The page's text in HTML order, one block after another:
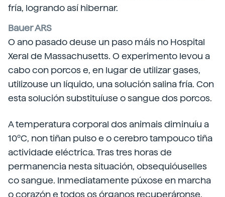
fría, logrando así hibernar.
Bauer ARS
O ano pasado deuse un paso máis no Hospital
Xeral de Massachusetts. O experimento levou a
cabo con porcos e, en lugar de utilizar gases,
utilizouse un líquido, una solución salina fría. Con
esta solución substituíuse o sangue dos porcos.
A temperatura corporal dos animais diminuíu a
10ºC, non tiñan pulso e o cerebro tampouco tiña
actividade eléctrica. Tras tres horas de
permanencia nesta situación, obsequióuselles
co sangue. Inmediatamente púxose en marcha
o corazón e todos os órganos recuperáronse.